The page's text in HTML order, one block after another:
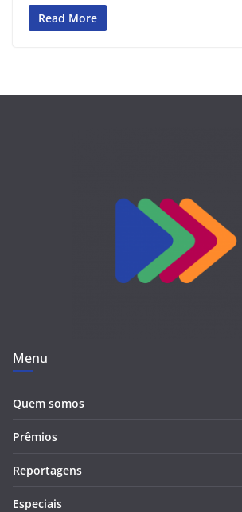
Read More
Menu
Quem somos
Prêmios
Reportagens
Especiais